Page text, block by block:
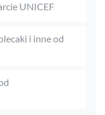
UNICEF
i inne od